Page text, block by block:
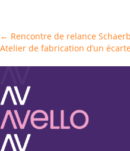
Posts
← Rencontre de relance
Atelier de fabrication d’un